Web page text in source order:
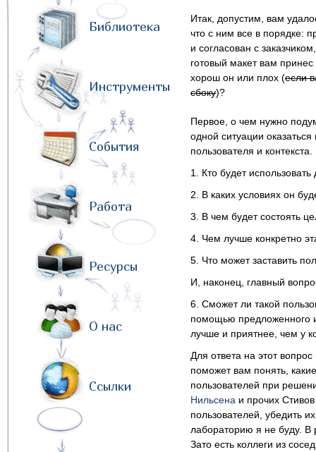
Библиотека
Инструменты
События
Работа
Ресурсы
О нас
Ссылки
Итак, допустим, вам
что с ним все в порядке:
и согласован с
готовый макет вам
хорош он или плох (если
сбоку)?
Первое, о чем нужно
одной ситуации
пользователя и
1. Кто будет
2. В каких условиях он
3. В чем будет состоять
4. Чем лучше конкретно
5. Что может заставить
И, наконец, главный
6. Сможет ли такой
помощью предложенного
лучше и приятнее, чем у
Для ответа на этот
поможет вам понять,
пользователей при
Нильсена и прочих
пользователей, убедить
лабораторию я не буду. В
Зато есть коллеги из